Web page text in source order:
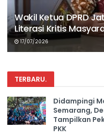
Wakil Ketua DPRD
Literasi Kritis
17/07/2026
TERBARU.
Didampingi
Semarang,
Tampilkan
PKK